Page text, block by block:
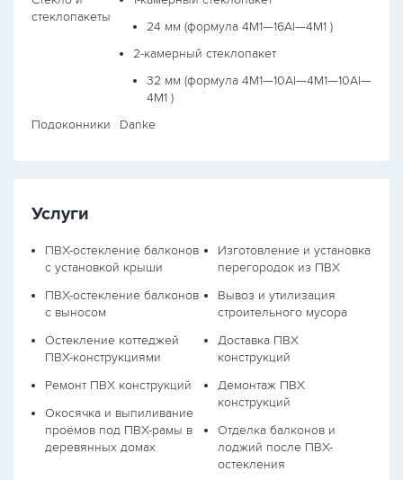
стеклопакеты
24 мм (формула 4М1—16Al—4М1 )
2-камерный стеклопакет
32 мм (формула 4М1—10Al—4М1—10Al—
4М1 )
Подоконники
Danke
Услуги
ПВХ-остекление балконов
с установкой крыши
ПВХ-остекление балконов
с выносом
Остекление коттеджей
ПВХ-конструкциями
Ремонт ПВХ конструкций
Окосячка и выпиливание
проёмов под ПВХ-рамы в
деревянных домах
Изготовление и установка
перегородок из ПВХ
Вывоз и утилизация
строительного мусора
Доставка ПВХ
конструкций
Демонтаж ПВХ
конструкций
Отделка балконов и
лоджий после ПВХ-
остекления